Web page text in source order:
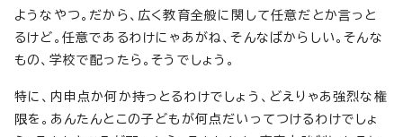
ようなやつ。だから、広く教育全般に関して任意だとか言っと
るけど。任意であるわけにゃあがね、そんなばからしい。そんな
もの、学校で配ったら。そうでしょう。
特に、内申点か何か持っとるわけでしょう、どえりゃあ強烈な権
限を。あんたんとこの子どもが何点だいってつけるわけでしょ